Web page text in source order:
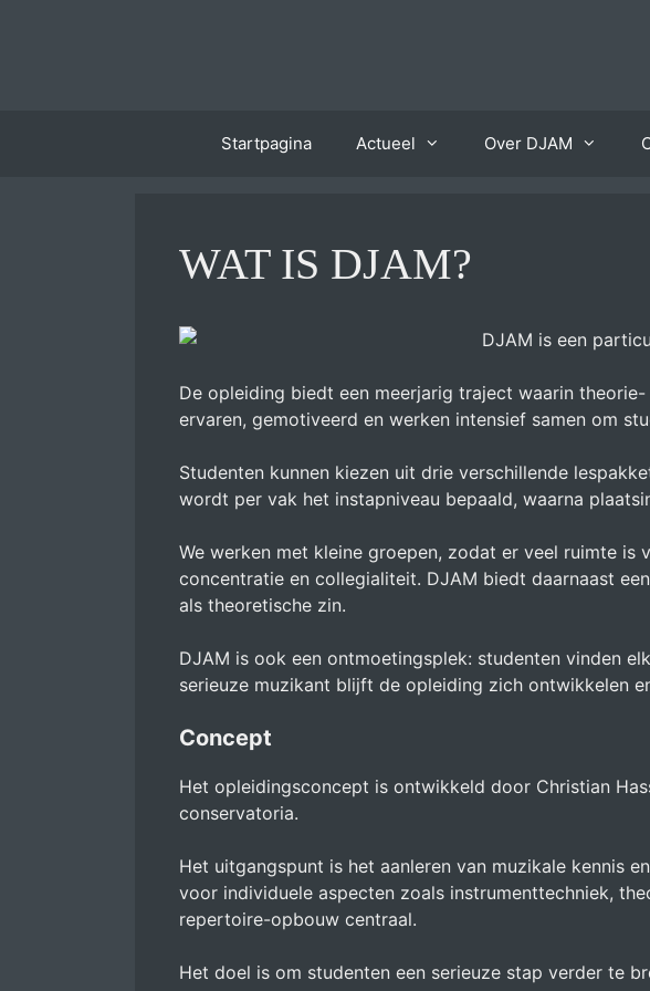
Startpagina Actueel Over DJAM
WAT IS DJAM?
DJAM is een
De opleiding biedt een meerjarig traject waarin
ervaren, gemotiveerd en werken intensief samen om
Studenten kunnen kiezen uit drie verschillende
wordt per vak het instapniveau bepaald, waarna
We werken met kleine groepen, zodat er veel ruimte is
concentratie en collegialiteit. DJAM biedt daarnaast
als theoretische zin.
DJAM is ook een ontmoetingsplek: studenten vinden
serieuze muzikant blijft de opleiding zich ontwikkelen
Concept
Het opleidingsconcept is ontwikkeld door Christian
conservatoria.
Het uitgangspunt is het aanleren van muzikale kennis
voor individuele aspecten zoals instrumenttechniek,
repertoire-opbouw centraal.
Het doel is om studenten een serieuze stap verder te